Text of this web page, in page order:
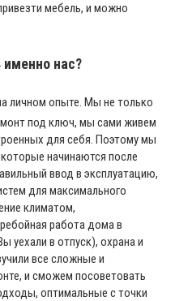
мебель, и можно
нас?
личном опыте. Мы не только
под ключ, мы сами живем
для себя. Поэтому мы
начинаются после
ввод в эксплуатацию,
для максимального
климатом,
работа дома в
уехали в отпуск), охрана и
все сложные и
и сможем посоветовать
оптимальные с точки